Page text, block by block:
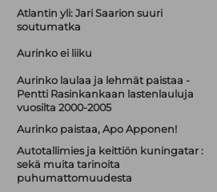
Atlantin yli: Jari Saarion suuri
soutumatka
Aurinko ei liiku
Aurinko laulaa ja lehmät paistaa -
Pentti Rasinkankaan lastenlauluja
vuosilta 2000-2005
Aurinko paistaa, Apo Apponen!
Autotallimies ja keittiön kuningatar :
sekä muita tarinoita
puhumattomuudesta